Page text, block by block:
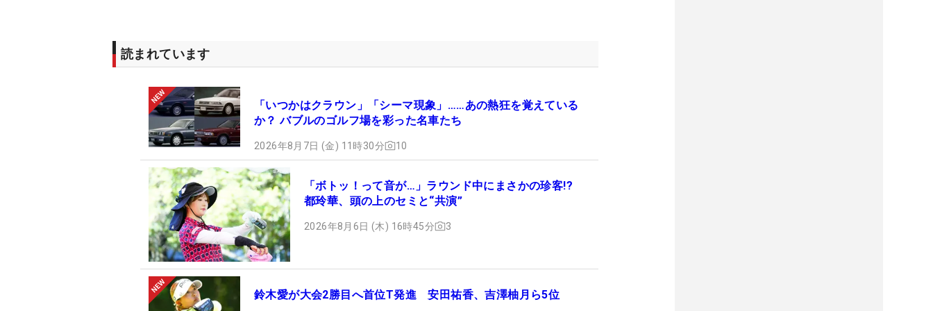
読まれています
「いつかはクラウン」「シーマ現象」……あの熱狂を覚えている
か？ バブルのゴルフ場を彩った名車たち
2026年8月7日 (金) 11時30分 10
「ボトッ！って音が…」ラウンド中にまさかの珍客!?
都玲華、頭の上のセミと“共演”
2026年8月6日 (木) 16時45分 3
鈴木愛が大会2勝目へ首位T発進 安田祐香、吉澤柚月ら5位